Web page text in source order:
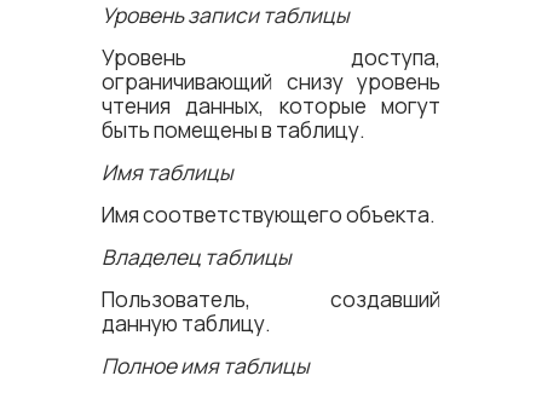
Уровень записи таблицы
Уровень доступа,
ограничивающий снизу уровень
чтения данных, которые могут
быть помещены в таблицу.
Имя таблицы
Имя соответствующего объекта.
Владелец таблицы
Пользователь, создавший
данную таблицу.
Полное имя таблицы